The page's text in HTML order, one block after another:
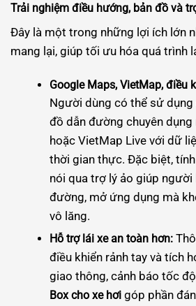
Trải nghiệm điều hướng, bản đồ và
Đây là một trong những lợi ích lớn
mang lại, giúp tối ưu hóa quá trình
Google Maps, VietMap, điều
Người dùng có thể sử
đồ dẫn đường chuyên
hoặc VietMap Live với dữ
thời gian thực. Đặc biệt,
nói qua trợ lý ảo giúp
đường, mở ứng dụng mà
vô lăng.
Hỗ trợ lái xe an toàn hơn:
điều khiển rảnh tay và tích
giao thông, cảnh báo tốc
Box cho xe hơigóp phần